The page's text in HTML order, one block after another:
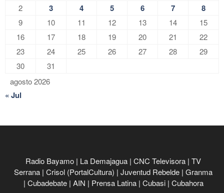
agosto 2026
2 3 4 5 6 7 8
9 10 11 12 13 14
15
16
17 18 19 20 21
22
23
24 25 26 27 28
29
30
31
« Jul
Radio Bayamo | La Demajagua | CNC Televisora | TV
Serrana | Crisol (PortalCultura) | Juventud Rebelde | Granma
| Cubadebate | AIN | Prensa Latina | Cubasi | Cubahora